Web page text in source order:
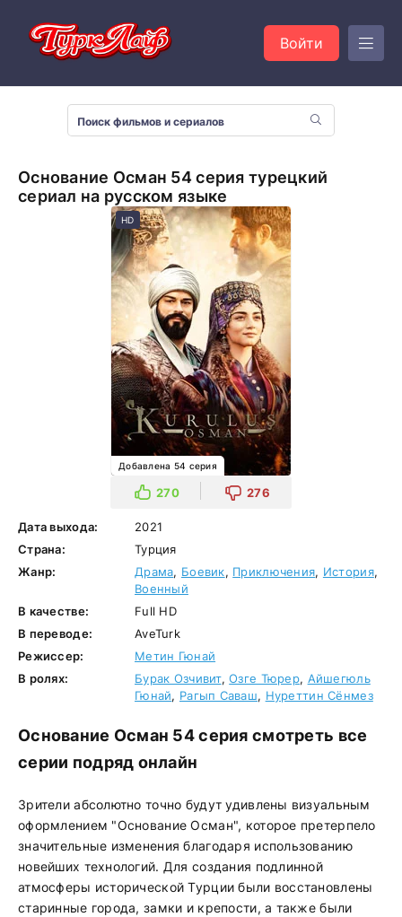
Войти
Основание Осман 54 серия турецкий
сериал на русском языке
HD
Добавлена 54 серия
270 276
Дата выхода:
2021
Страна:
Турция
Жанр:
Драма, Боевик, Приключения, История,
Военный
В качестве:
Full HD
В переводе:
AveTurk
Режиссер:
Метин Гюнай
В ролях:
Бурак Озчивит,Озге Тюрер, Айшегюль
Гюнай, Рагып Саваш, Нуреттин Сёнмез
Основание Осман 54 серия смотреть все
серии подряд онлайн
Зрители абсолютно точно будут удивлены визуальным
оформлением "Основание Осман", которое претерпело
значительные изменения благодаря использованию
новейших технологий. Для создания подлинной
атмосферы исторической Турции были восстановлены
старинные города, замки и крепости, а также были